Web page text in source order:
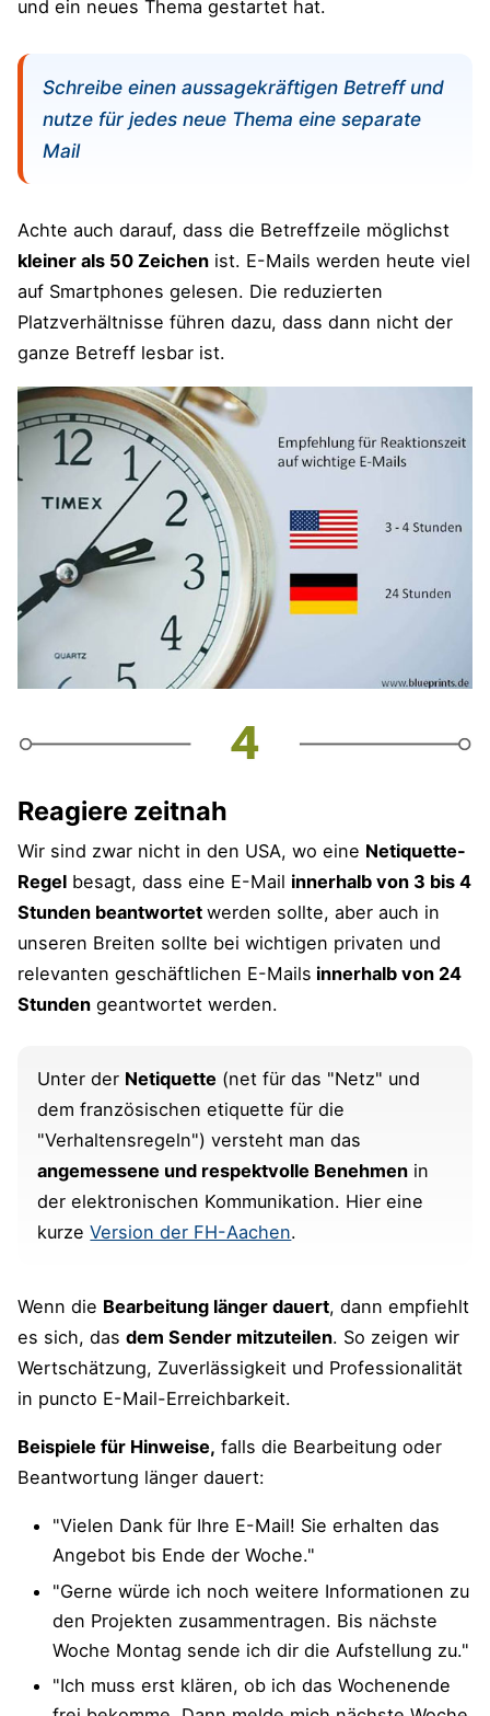
und ein neues Thema gestartet hat.
Schreibe einen aussagekräftigen Betreff und
nutze für jedes neue Thema eine separate
Mail
Achte auch darauf, dass die Betreffzeile möglichst
kleiner als 50 Zeichen ist. E-Mails werden heute viel
auf Smartphones gelesen. Die reduzierten
Platzverhältnisse führen dazu, dass dann nicht der
ganze Betreff lesbar ist.
Reagiere zeitnah
Wir sind zwar nicht in den USA, wo eine Netiquette-
Regel besagt, dass eine E-Mail innerhalb von 3 bis 4
Stunden beantwortet werden sollte, aber auch in
unseren Breiten sollte bei wichtigen privaten und
relevanten geschäftlichen E-Mails innerhalb von 24
Stunden geantwortet werden.
Unter der Netiquette (net für das "Netz" und
dem französischen etiquette für die
"Verhaltensregeln") versteht man das
angemessene und respektvolle Benehmen in
der elektronischen Kommunikation. Hier eine
kurzeVersion der FH-Aachen.
Wenn die Bearbeitung länger dauert, dann empfiehlt
es sich, das dem Sender mitzuteilen. So zeigen wir
Wertschätzung, Zuverlässigkeit und Professionalität
in puncto E-Mail-Erreichbarkeit.
Beispiele für Hinweise, falls die Bearbeitung oder
Beantwortung länger dauert:
"Vielen Dank für Ihre E-Mail! Sie erhalten das
Angebot bis Ende der Woche."
"Gerne würde ich noch weitere Informationen zu
den Projekten zusammentragen. Bis nächste
Woche Montag sende ich dir die Aufstellung zu."
"Ich muss erst klären, ob ich das Wochenende